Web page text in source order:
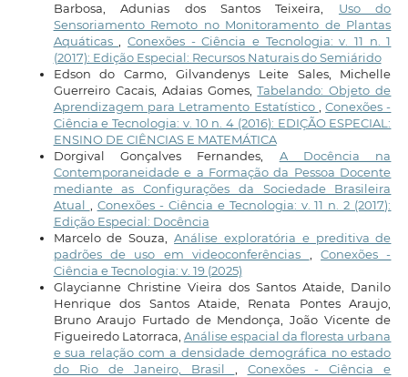
Barbosa, Adunias dos Santos Teixeira, Uso do
Sensoriamento Remoto no Monitoramento de Plantas
Aquáticas
Conexões - Ciência e Tecnologia: v. 11 n. 1
(2017): Edição Especial: Recursos Naturais do Semiárido
Edson do Carmo, Gilvandenys Leite Sales, Michelle
Guerreiro Cacais, Adaias Gomes,Tabelando: Objeto de
Aprendizagem para Letramento Estatístico
,Conexões -
Ciência e Tecnologia: v. 10 n. 4 (2016): EDIÇÃO ESPECIAL:
ENSINO DE CIÊNCIAS E MATEMÁTICA
Dorgival Gonçalves Fernandes, A Docência na
Contemporaneidade e a Formação da Pessoa Docente
mediante as Configurações da Sociedade Brasileira
Atual
Conexões - Ciência e Tecnologia: v. 11 n. 2 (2017):
Edição Especial: Docência
Marcelo de Souza,Análise exploratória e preditiva de
padrões de uso em videoconferências
,Conexões -
Ciência e Tecnologia: v. 19 (2025)
Glaycianne Christine Vieira dos Santos Ataide, Danilo
Henrique dos Santos Ataide, Renata Pontes Araujo,
Bruno Araujo Furtado de Mendonça, João Vicente de
Figueiredo Latorraca, Análise espacial da floresta urbana
e sua relação com a densidade demográfica no estado
do Rio de Janeiro, Brasil
Conexões - Ciência e